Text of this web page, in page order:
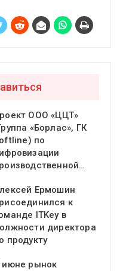
ООО «ЦЦТ»
«Борлас», ГК
по
Ермошин
к
ITKey в
директора
продукту
июне рынок